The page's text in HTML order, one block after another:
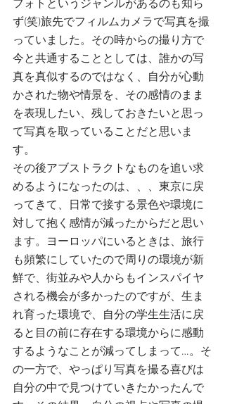
フォトというジャンルがあるのも知ら
ず(笑)旅先でフィルムカメラで写真を撮
っていました。その時からの撮り方で
今と共通することとしては、誰かの写
真を真似するのではなく、自分が心動
かされた物や情景を、その感情のまま
を表現したい、残しておきたいと思っ
て写真を取っていることだと思いま
す。
その後アブストラクトなものを追い求
めるようになったのは、、、東京に戻
ってきて、日常で接する景色や環境に
対して抱く感情が減ったからだと思い
ます。ヨーロッパにいるときは、旅行
も頻繁にしていたので周りの環境が新
鮮で、街並みや人からもインスパイヤ
される機会が多かったのですが、生ま
れ育った環境で、自分の学生生活に戻
ると目の前に存在する環境からに感動
するようなことが減ってしまって…。そ
の一方で、やっぱり写真を撮る喜びは
自分の中で見つけていきたかったんで